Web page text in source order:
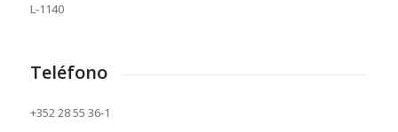
L-1140
Teléfono
+352 28 55 36-1